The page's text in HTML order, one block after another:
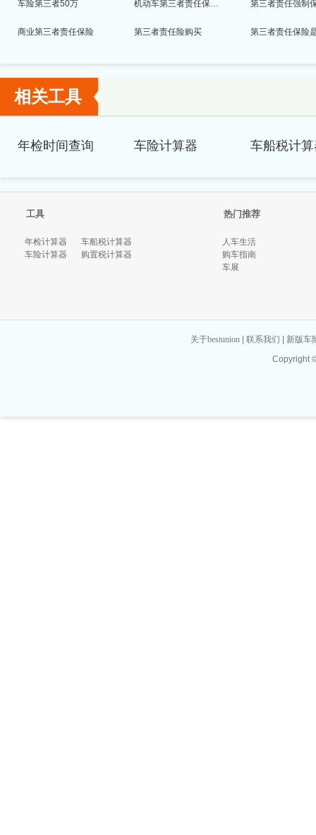
车险第三者50万 机动车第三者责任保险条款 第三者责任强制
商业第三者责任保险 第三者责任险购买
相关工具
年检时间查询 车险计算器 车船税计
工具
年检计算器
车船税计算器
车险计算器
购置税计算器
热门推荐
人车生活
购车指南
车展
关于bestunion 联系我们
新版车
Copyright